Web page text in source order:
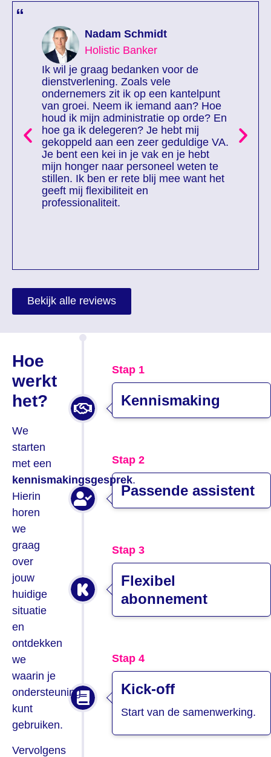
“
”
Nadam Schmidt
Holistic Banker
Ik wil je graag bedanken voor de
dienstverlening. Zoals vele
ondernemers zit ik op een kantelpunt
van groei. Neem ik iemand aan? Hoe
houd ik mijn administratie op orde? En
hoe ga ik delegeren? Je hebt mij
gekoppeld aan een zeer geduldige VA.
Je bent een kei in je vak en je hebt
mijn honger naar personeel weten te
stillen. Ik ben er rete blij mee want het
geeft mij flexibiliteit en
professionaliteit.
Bekijk alle reviews
Stap 1
Kennismaking
Stap 2
Passende assistent
Stap 3
Flexibel
abonnement
Stap 4
Kick-off
Start van de samenwerking.
Hoe
werkt
het?
We
starten
met een
kennismakingsgesprek.
Hierin
horen
we
graag
over
jouw
huidige
situatie
en
ontdekken
we
waarin je
ondersteuning
kunt
gebruiken.
Vervolgens